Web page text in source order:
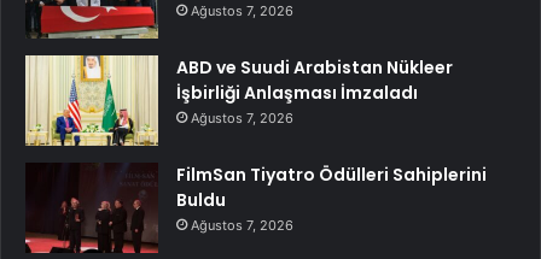
Ağustos 7, 2026
ABD ve Suudi Arabistan Nükleer
İşbirliği Anlaşması İmzaladı
Ağustos 7, 2026
FilmSan Tiyatro Ödülleri Sahiplerini
Buldu
Ağustos 7, 2026